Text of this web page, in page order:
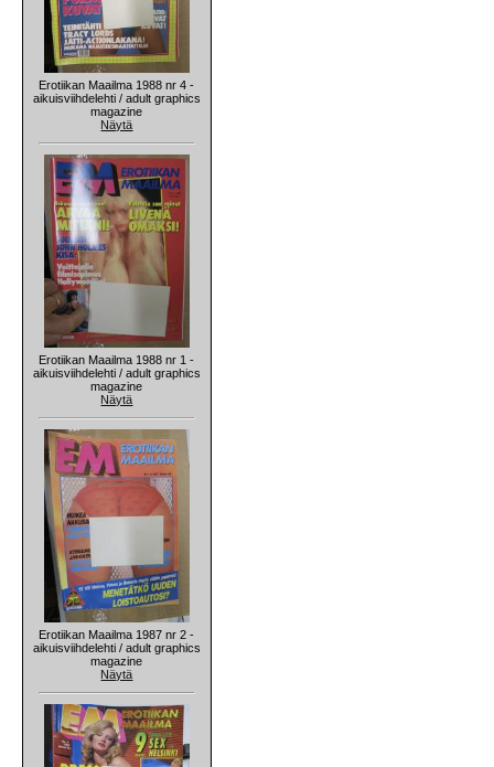
Erotiikan Maailma 1988 nr 4 -
aikuisviihdelehti / adult graphics
magazine
Näytä
Erotiikan Maailma 1988 nr 1 -
aikuisviihdelehti / adult graphics
magazine
Näytä
Erotiikan Maailma 1987 nr 2 -
aikuisviihdelehti / adult graphics
magazine
Näytä